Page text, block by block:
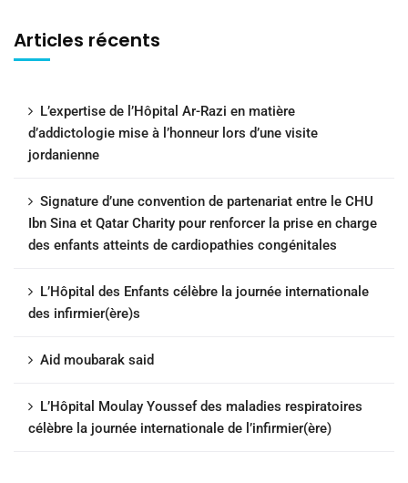
Articles récents
L’expertise de l’Hôpital Ar-Razi en matière
d’addictologie mise à l’honneur lors d’une visite
jordanienne
Signature d’une convention de partenariat entre le CHU
Ibn Sina et Qatar Charity pour renforcer la prise en charge
des enfants atteints de cardiopathies congénitales
L’Hôpital des Enfants célèbre la journée internationale
des infirmier(ère)s
Aid moubarak said
L’Hôpital Moulay Youssef des maladies respiratoires
célèbre la journée internationale de l’infirmier(ère)